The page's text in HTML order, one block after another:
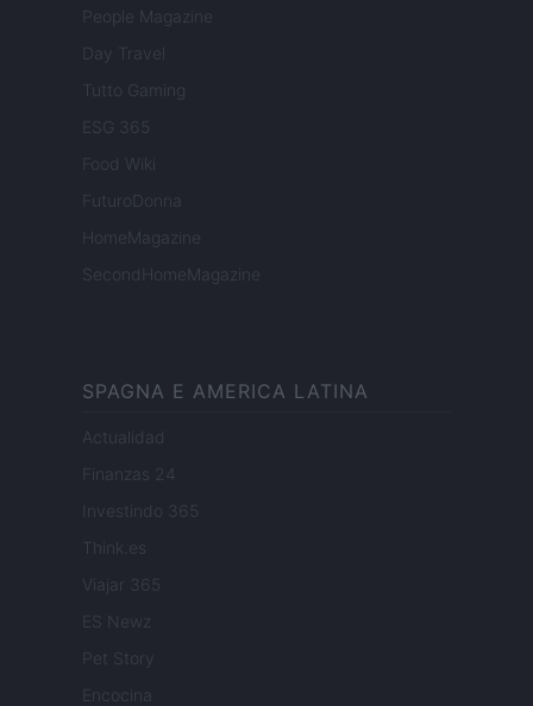
People Magazine
Day Travel
Tutto Gaming
ESG 365
Food Wiki
FuturoDonna
HomeMagazine
SecondHomeMagazine
SPAGNA E AMERICA LATINA
Actualidad
Finanzas 24
Investindo 365
Think.es
Viajar 365
ES Newz
Pet Story
Encocina